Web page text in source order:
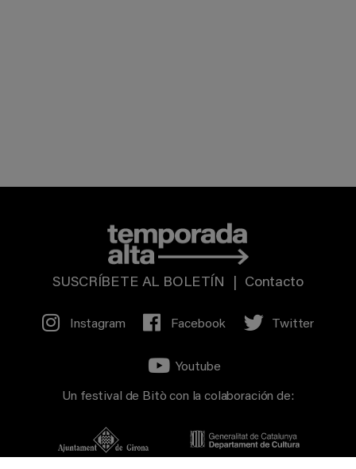
SUSCRÍBETE AL BOLETÍN Contacto
Instagram Facebook Twitter
Youtube
Un festival de Bitò con la colaboración de: